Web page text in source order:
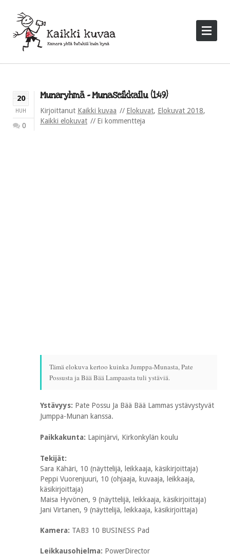
20
HUH
0
Munaryhmä – Munaseikkailu (1:49)
Kirjoittanut Kaikki kuvaa Elokuvat, Elokuvat 2018,
Kaikki elokuvat
Ei kommentteja
Tämä elokuva kertoo kuinka Jumppa-Munasta, Pate
Possusta ja Bää Bää Lampaasta tuli ystäviä.
Ystävyys: Pate Possu Ja Bää Bää Lammas ystävystyvät
Jumppa-Munan kanssa.
Paikkakunta: Lapinjärvi, Kirkonkylän koulu
Tekijät:
Sara Kähäri, 10 (näyttelijä, leikkaaja, käsikirjoittaja)
Peppi Vuorenjuuri, 10 (ohjaaja, kuvaaja, leikkaaja,
käsikirjoittaja)
Maisa Hyvönen, 9 (näyttelijä, leikkaaja, käsikirjoittaja)
Jani Virtanen, 9 (näyttelijä, leikkaaja, käsikirjoittaja)
Kamera: TAB3 10 BUSINESS Pad
Leikkausohjelma: PowerDirector